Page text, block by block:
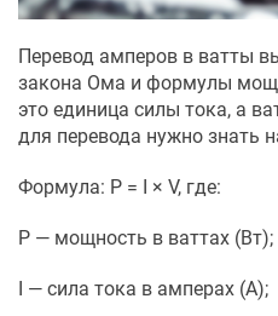
Перевод амперов в ватты
закона Ома и формулы
это единица силы тока, а
для перевода нужно знать
Формула: P = I × V, где:
P — мощность в ваттах (Вт);
I — сила тока в амперах (А);